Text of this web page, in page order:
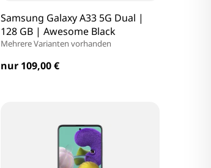
Samsung Galaxy A33 5G Dual |
128 GB | Awesome Black
Mehrere Varianten vorhanden
nur 109,00 €